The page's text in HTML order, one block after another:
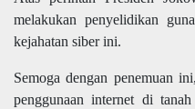
melakukan penyelidikan
kejahatan siber ini.
Semoga dengan penemuan
penggunaan internet di